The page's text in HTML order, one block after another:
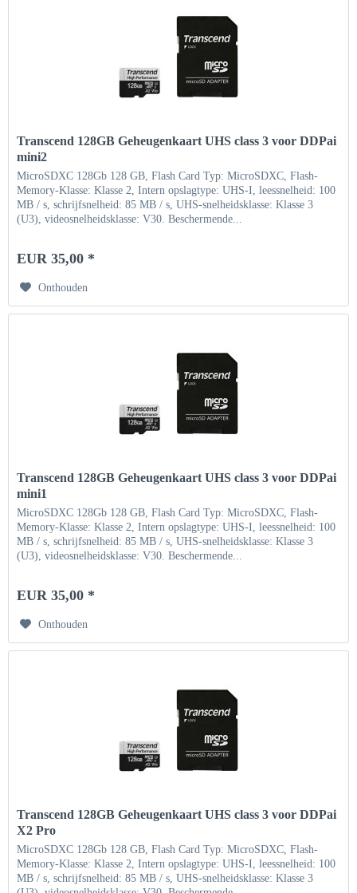
Transcend 128GB Geheugenkaart UHS class 3 voor DDPai
mini2
MicroSDXC 128Gb 128 GB, Flash Card Typ: MicroSDXC, Flash-
Memory-Klasse: Klasse 2, Intern opslagtype: UHS-I, leessnelheid: 100
MB / s, schrijfsnelheid: 85 MB / s, UHS-snelheidsklasse: Klasse 3
(U3), videosnelheidsklasse: V30. Beschermende...
EUR 35,00 *
Onthouden
Transcend 128GB Geheugenkaart UHS class 3 voor DDPai
mini1
MicroSDXC 128Gb 128 GB, Flash Card Typ: MicroSDXC, Flash-
Memory-Klasse: Klasse 2, Intern opslagtype: UHS-I, leessnelheid: 100
MB / s, schrijfsnelheid: 85 MB / s, UHS-snelheidsklasse: Klasse 3
(U3), videosnelheidsklasse: V30. Beschermende...
EUR 35,00 *
Onthouden
Transcend 128GB Geheugenkaart UHS class 3 voor DDPai
X2 Pro
MicroSDXC 128Gb 128 GB, Flash Card Typ: MicroSDXC, Flash-
Memory-Klasse: Klasse 2, Intern opslagtype: UHS-I, leessnelheid: 100
MB / s, schrijfsnelheid: 85 MB / s, UHS-snelheidsklasse: Klasse 3